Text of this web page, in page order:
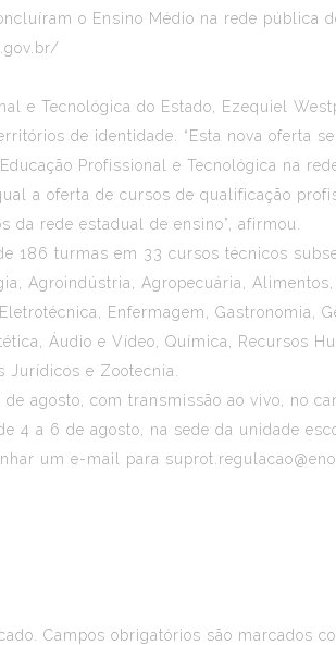
o Ensino Médio na rede pública
e Tecnológica do Estado, Ezequiel
de identidade. “Esta nova oferta
Profissional e Tecnológica na
a oferta de cursos de qualificação
da rede estadual de ensino”, afirmou.
186 turmas em 33 cursos técnicos
Agroindústria, Agropecuária,
Enfermagem,
Áudio e Vídeo, Química, Recursos
Jurídicos e Zootecnia.
agosto, com transmissão ao vivo, no
4 a 6 de agosto, na sede da unidade
um e-mail para
Campos obrigatórios são marcados